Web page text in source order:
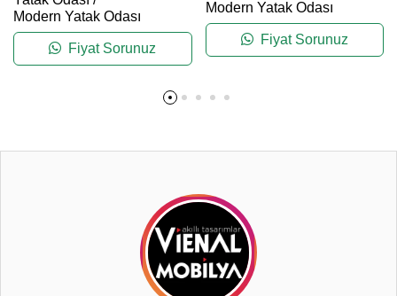
Modern Yatak Odası
Fiyat Sorunuz
Modern Yatak Odası
Fiyat Sorunuz